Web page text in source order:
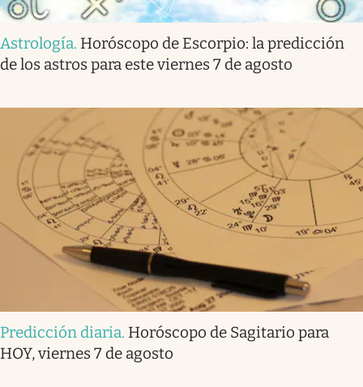
Astrología. Horóscopo de Escorpio: la predicción
de los astros para este viernes 7 de agosto
Predicción diaria. Horóscopo de Sagitario para
HOY, viernes 7 de agosto